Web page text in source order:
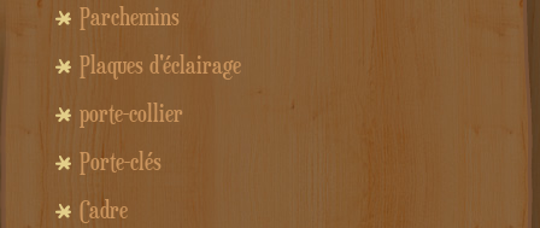
Parchemins
Plaques d'éclairage
porte-collier
Porte-clés
Cadre